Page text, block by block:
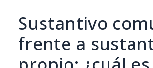
Sustantivo
frente a